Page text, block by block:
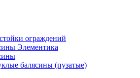
ограждений
Элементика
балясины (пузатые)